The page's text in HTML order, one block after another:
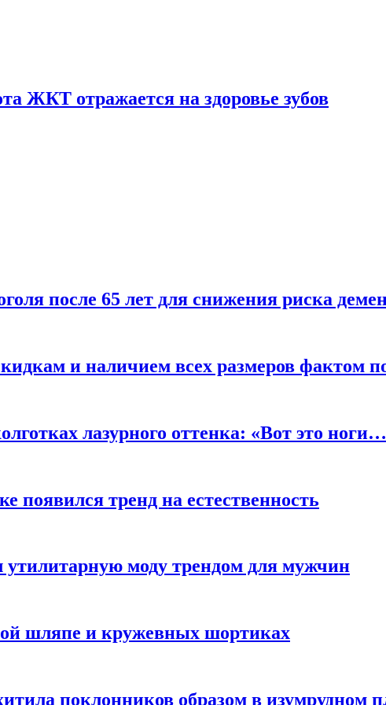
ЖКТ отражается на здоровье зубов
после 65 лет для снижения риска
и наличием всех размеров фактом
лазурного оттенка: «Вот это
появился тренд на естественность
утилитарную моду трендом для мужчин
шляпе и кружевных шортиках
поклонников образом в изумрудном